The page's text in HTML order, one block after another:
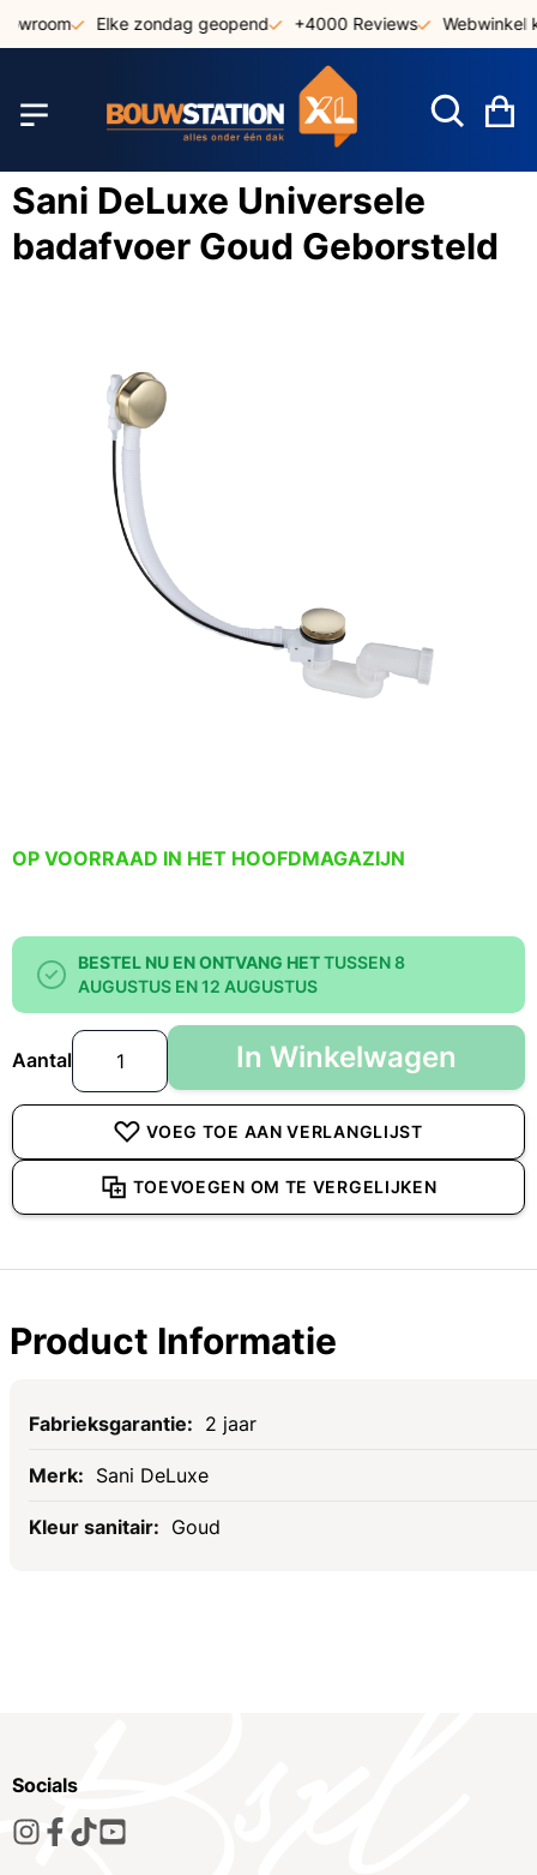
Elke zondag geopend +4000 Reviews Webwinkel
Sani DeLuxe Universele
badafvoer Goud Geborsteld
OP VOORRAAD IN HET HOOFDMAGAZIJN
BESTEL NU EN ONTVANG HETTUSSEN 8
AUGUSTUS EN 12 AUGUSTUS
Aantal In Winkelwagen
VOEG TOE AAN VERLANGLIJST
TOEVOEGEN OM TE VERGELIJKEN
Product Informatie
Specificaties
2 jaar
Sani DeLuxe
Goud
Socials